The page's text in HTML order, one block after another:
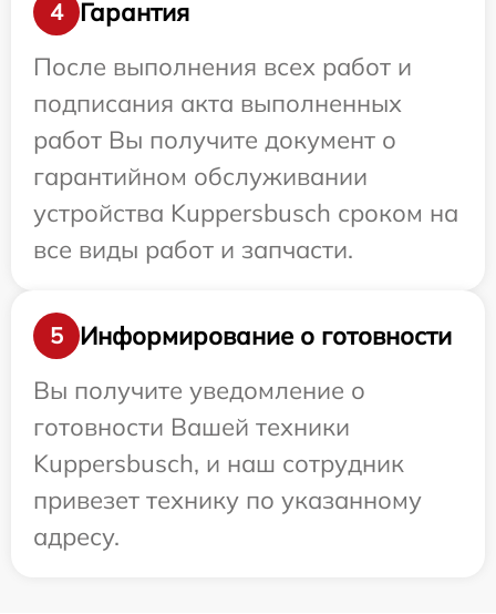
4
Гарантия
После выполнения всех работ и
подписания акта выполненных
работ Вы получите документ о
гарантийном обслуживании
устройства Kuppersbusch сроком на
все виды работ и запчасти.
5
Информирование о готовности
Вы получите уведомление о
готовности Вашей техники
Kuppersbusch, и наш сотрудник
привезет технику по указанному
адресу.